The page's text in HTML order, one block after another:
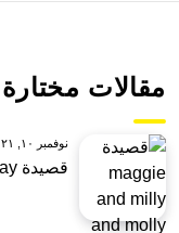
مقالات مختارة
نوفمبر ١٠, ٢٠٢١
قصيدة maggie and milly and molly and may